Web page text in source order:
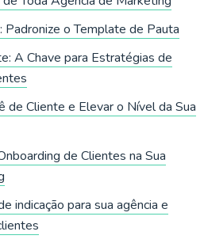
Padronize o Template de Pauta
A Chave para Estratégias de
de Cliente e Elevar o Nível da Sua
de Clientes na Sua
indicação para sua agência e